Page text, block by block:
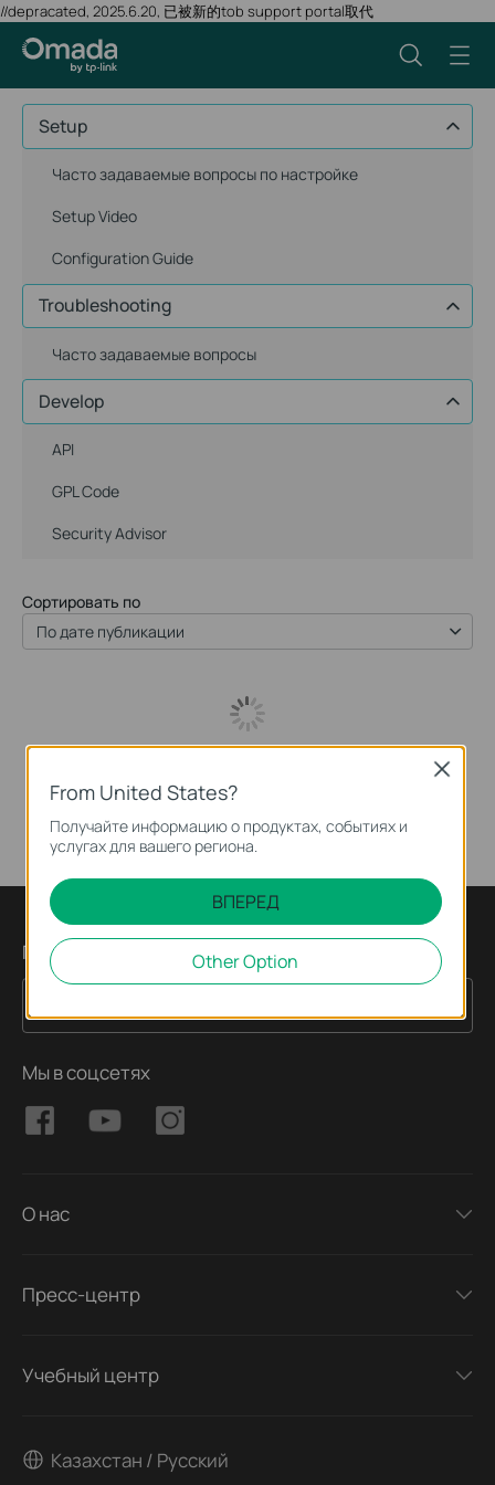
//depracated, 2025.6.20, 已被新的tob support portal取代
Setup
Часто задаваемые вопросы по настройке
Setup Video
Configuration Guide
Troubleshooting
Часто задаваемые вопросы
Develop
API
GPL Code
Security Advisor
Сортировать по
По дате публикации
Подпишитесь на рассылку
Мы в соцсетях
О нас
Пресс-центр
Учебный центр
Казахстан / Русский
From United States?
Получайте информацию о продуктах, событиях и
услугах для вашего региона.
ВПЕРЕД
Other Option
Close